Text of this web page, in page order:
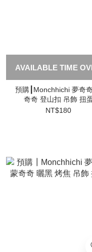
AVAILABLE TIME
預購┃Monchhichi 夢奇
奇奇 登山扣 吊飾 扭
NT$180